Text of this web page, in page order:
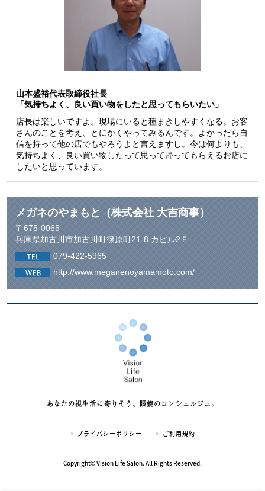
山本盛裕代表取締役社長
「気持ちよく、良い買い物をしたと思ってもらいたい」
店長は楽しいですよ。現場にいると種まきしやすくなる。お客
さんのことを考え、とにかくやってみるんです。よかったら自
信を持って他の店でもやろうよと言えますし。今は何よりも、
気持ちよく、良い買い物したって思って帰ってもらえるお店に
したいと思っています。
メガネのやまもと（株式会社 大吉商事）
〒675-0065
兵庫県加古川市加古川町篠原町21-8 カピル2Ｆ
079-422-5965
http://www.meganenoyamamoto.com/
あなたの視生活に寄りそう、眼鏡のコンシェルジュ。
Copyright© Vision Life Salon. All Rights Reserved.
プライバシーポリシー ご利用規約